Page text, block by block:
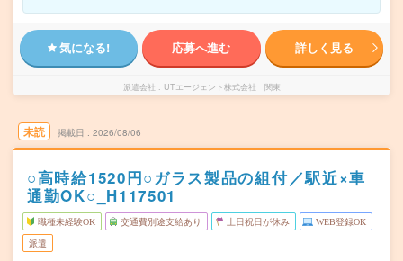
気になる! 応募へ進む 詳しく見る
派遣会社 UTエージェント株式会社 関東
未読 掲載日 2026/08/06
○高時給1520円○ガラス製品の組付／駅近×車
通勤OK○_H117501
職種未経験OK 交通費別途支給あり 土日祝日が休み WEB登録OK
派遣